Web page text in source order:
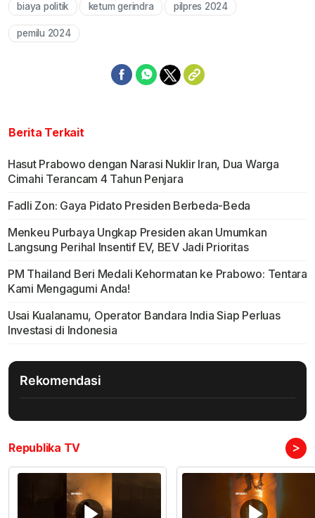
biaya politik ketum gerindra pilpres 2024
pemilu 2024
Berita Terkait
Hasut Prabowo dengan Narasi Nuklir Iran, Dua Warga
Cimahi Terancam 4 Tahun Penjara
Fadli Zon: Gaya Pidato Presiden Berbeda-Beda
Menkeu Purbaya Ungkap Presiden akan Umumkan
Langsung Perihal Insentif EV, BEV Jadi Prioritas
PM Thailand Beri Medali Kehormatan ke Prabowo: Tentara
Kami Mengagumi Anda!
Usai Kualanamu, Operator Bandara India Siap Perluas
Investasi di Indonesia
Rekomendasi
Republika TV >